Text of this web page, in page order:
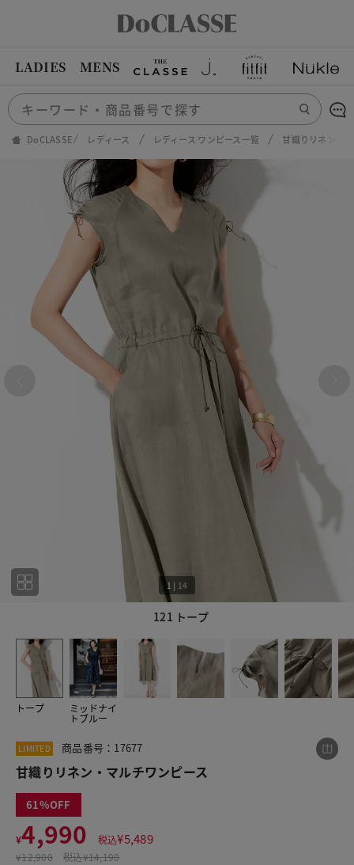
LADIES MENS
DoCLASSE レディース レディース ワンピース一覧 甘織りリネン・
121 トープ
1 | 14
トープ ミッドナイ
トブルー
LIMITED 商品番号：17677
甘織りリネン・マルチワンピース
61
¥4,990 税込¥5,489
¥12,900 税込¥14,190
この商品をシェアする
¥4,990
税込¥5,489